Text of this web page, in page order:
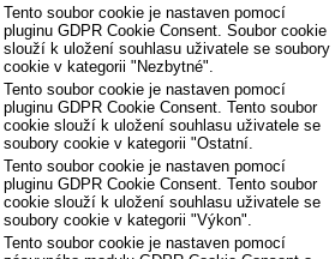
Tento soubor cookie je nastaven pomocí
pluginu GDPR Cookie Consent. Soubor cookie
slouží k uložení souhlasu uživatele se soubory
cookie v kategorii "Nezbytné".
Tento soubor cookie je nastaven pomocí
pluginu GDPR Cookie Consent. Tento soubor
cookie slouží k uložení souhlasu uživatele se
soubory cookie v kategorii "Ostatní.
Tento soubor cookie je nastaven pomocí
pluginu GDPR Cookie Consent. Tento soubor
cookie slouží k uložení souhlasu uživatele se
soubory cookie v kategorii "Výkon".
Tento soubor cookie je nastaven pomocí